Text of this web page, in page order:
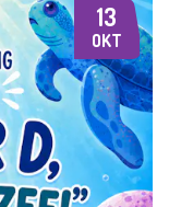
13
OKT